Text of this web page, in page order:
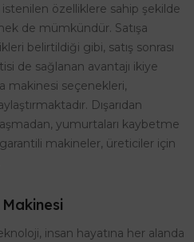
özelliklere sahip şekilde
de mümkündür. Satışa
belirtildiği gibi, satış sonrası
de sağlanan avantajı ikiye
makinesi seçenekleri,
Dışarıdan
yumurtaları kaybetme
makineler, üreticiler için
insan hayatına her alanda